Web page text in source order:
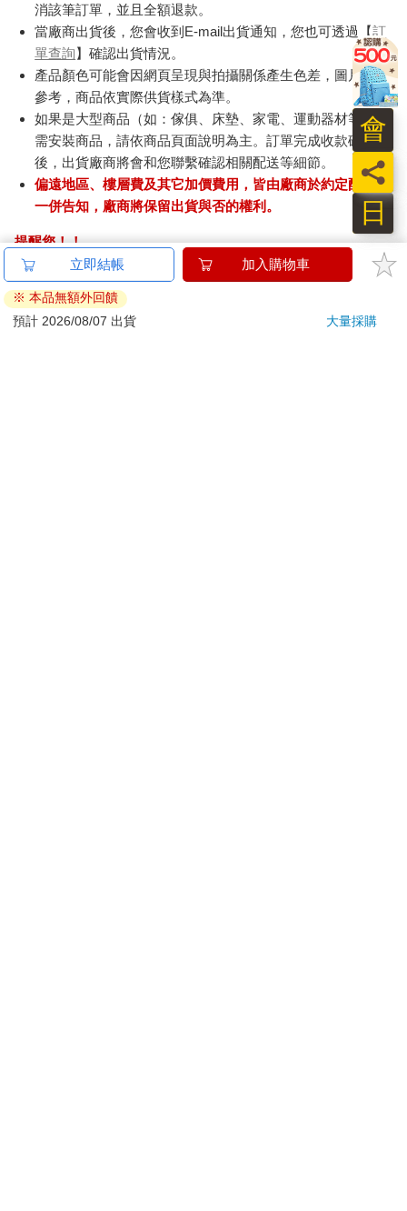
消該筆訂單，並且全額退款。
當廠商出貨後，您會收到E-mail出貨通知，您也可透過【訂
單查詢】確認出貨情況。
產品顏色可能會因網頁呈現與拍攝關係產生色差，圖片僅供
參考，商品依實際供貨樣式為準。
如果是大型商品（如：傢俱、床墊、家電、運動器材等）及
需安裝商品，請依商品頁面說明為主。訂單完成收款確認
後，出貨廠商將會和您聯繫確認相關配送等細節。
偏遠地區、樓層費及其它加價費用，皆由廠商於約定配送時
一併告知，廠商將保留出貨與否的權利。
提醒您！！
金石堂及銀行均不會請您操作ATM! 如接獲電話要求您前往
ATM提款機，請不要聽從指示，以免受騙上當！
退換貨須知：
日
員
會